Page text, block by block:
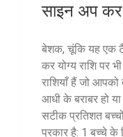
साइन अप
बेशक, चूंकि यह एक
कर योग्य राशि पर
राशियाँ हैं जो आपको
आधी के बराबर हो
सटीक प्रतिशत
प्रकार है: 1 बच्चे के